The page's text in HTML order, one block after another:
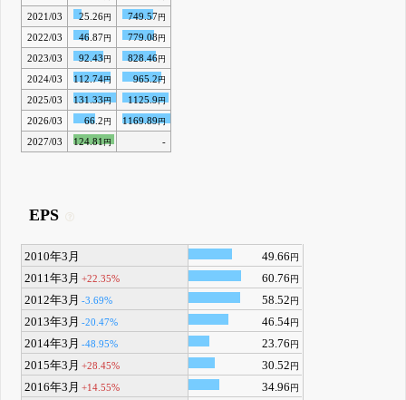
2021/03 25.26円 749.57円
2022/03 46.87円 779.08 円
2023/03 92.43円 828.46円
2024/03 112.74円 965.2円
2025/03 131.33円 1125.9円
2026/03 66.2 円 1169.89円
2027/03 124.81円 -
EPS
2010年3月 49.66円
2011年3月 +22.35% 60.76円
2012年3月 -3.69% 58.52円
2013年3月 -20.47% 46.54円
2014年3月 -48.95% 23.76円
2015年3月 +28.45% 30.52円
2016年3月 +14.55% 34.96円